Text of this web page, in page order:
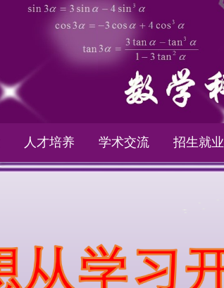
人才培养 学术交流 招生就业